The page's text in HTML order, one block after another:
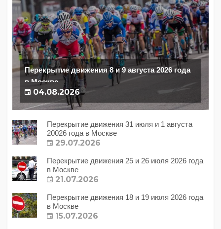
Перекрытие движения 8 и 9 августа 2026 года
в Москве
04.08.2026
Перекрытие движения 31 июля и 1 августа
20026 года в Москве
29.07.2026
Перекрытие движения 25 и 26 июля 2026 года
в Москве
21.07.2026
Перекрытие движения 18 и 19 июля 2026 года
в Москве
15.07.2026